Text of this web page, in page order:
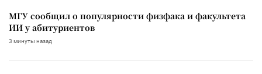
МГУ сообщил о популярности физфака и факультета
ИИ у абитуриентов
3 минуты назад